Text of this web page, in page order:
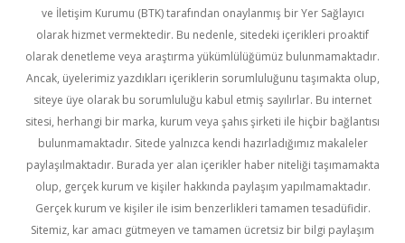
ve İletişim Kurumu (BTK) tarafından onaylanmış bir Yer Sağlayıcı
olarak hizmet vermektedir. Bu nedenle, sitedeki içerikleri proaktif
olarak denetleme veya araştırma yükümlülüğümüz bulunmamaktadır.
Ancak, üyelerimiz yazdıkları içeriklerin sorumluluğunu taşımakta olup,
siteye üye olarak bu sorumluluğu kabul etmiş sayılırlar. Bu internet
sitesi, herhangi bir marka, kurum veya şahıs şirketi ile hiçbir bağlantısı
bulunmamaktadır. Sitede yalnızca kendi hazırladığımız makaleler
paylaşılmaktadır. Burada yer alan içerikler haber niteliği taşımamakta
olup, gerçek kurum ve kişiler hakkında paylaşım yapılmamaktadır.
Gerçek kurum ve kişiler ile isim benzerlikleri tamamen tesadüfidir.
Sitemiz, kar amacı gütmeyen ve tamamen ücretsiz bir bilgi paylaşım